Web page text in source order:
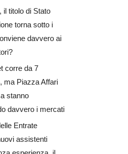
il titolo di Stato
torna sotto i
davvero ai
corre da 7
ma Piazza Affari
stanno
davvero i mercati
Entrate
assistenti